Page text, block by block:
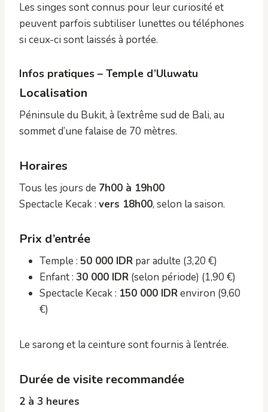
Les singes sont connus pour leur curiosité et
peuvent parfois subtiliser lunettes ou téléphones
si ceux-ci sont laissés à portée.
Infos pratiques – Temple d’Uluwatu
Localisation
Péninsule du Bukit, à l’extrême sud de Bali, au
sommet d’une falaise de 70 mètres.
Horaires
Tous les jours de 7h00 à 19h00
Spectacle Kecak : vers 18h00, selon la saison.
Prix d’entrée
Temple : 50 000 IDR par adulte (3,20 €)
Enfant : 30 000 IDR (selon période) (1,90 €)
Spectacle Kecak : 150 000 IDRenviron (9,60
€)
Le sarong et la ceinture sont fournis à l’entrée.
Durée de visite recommandée
2 à 3 heures